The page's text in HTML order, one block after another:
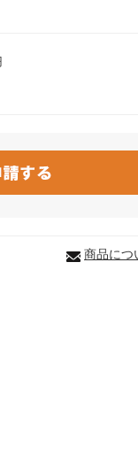
商品につ